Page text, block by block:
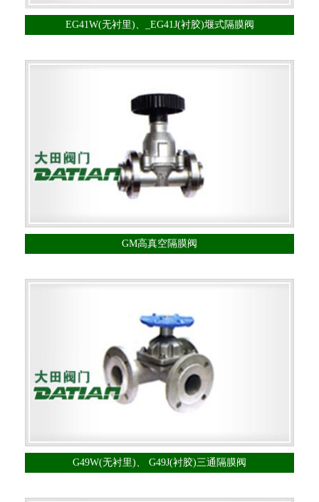
EG41W(无衬里)、_EG41J(衬胶)堰式隔膜阀
GM高真空隔膜阀
G49W(无衬里)、 G49J(衬胶)三通隔膜阀